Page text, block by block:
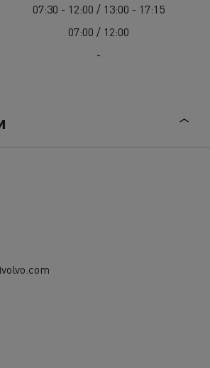
07:30 - 12:00 / 13:00 - 17:15
07:00 / 12:00
-